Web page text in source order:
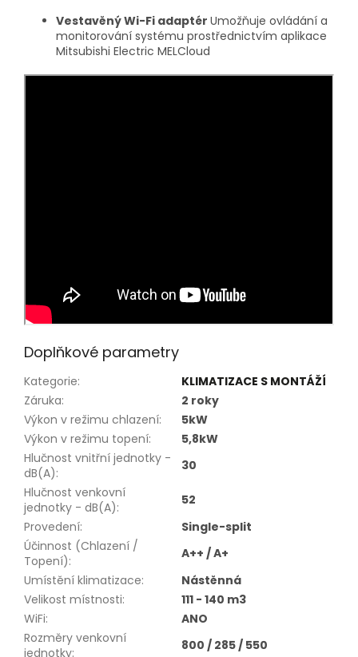
Vestavěný Wi-Fi adaptér Umožňuje ovládání a
monitorování systému prostřednictvím aplikace
Mitsubishi Electric MELCloud
Doplňkové parametry
Kategorie:
KLIMATIZACE S MONTÁŽÍ
Záruka:
2 roky
Výkon v režimu chlazení:
5kW
Výkon v režimu topení:
5,8kW
Hlučnost vnitřní jednotky -
dB(A):
30
Hlučnost venkovní
jednotky - dB(A):
52
Provedení:
Single-split
Účinnost (Chlazení /
Topení):
A++ / A+
Umístění klimatizace:
Nástěnná
Velikost místnosti:
111 - 140 m3
WiFi:
ANO
Rozměry venkovní
jednotky: 800 / 285 / 550